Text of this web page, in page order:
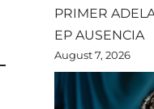
PRIMER
EP AUSENCIA
August 7, 2026